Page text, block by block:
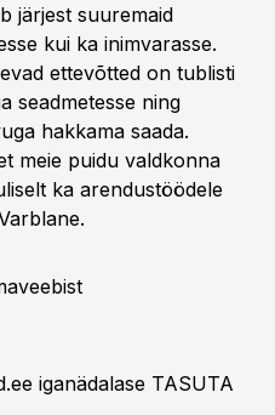
järjest suuremaid
kui ka inimvarasse.
ettevõtted on tublisti
seadmetesse ning
hakkama saada.
meie puidu valdkonna
ka arendustöödele
iganädalase TASUTA